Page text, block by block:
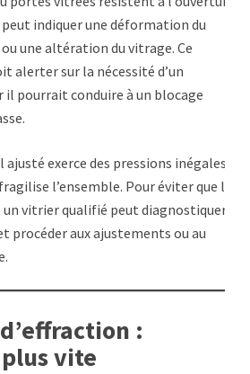
indiquer une déformation du
une altération du vitrage. Ce
alerter sur la nécessité d’un
il pourrait conduire à un blocage
exerce des pressions inégales
l’ensemble. Pour éviter que la
un vitrier qualifié peut diagnostiquer
procéder aux ajustements ou au
:
vite